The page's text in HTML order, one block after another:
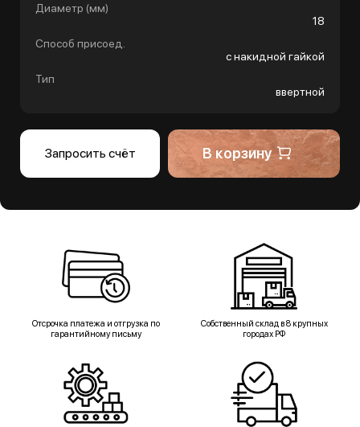
Диаметр (мм)
18
Способ присоед.
с накидной гайкой
Тип
ввертной
Запросить счёт В корзину
Отсрочка платежа и отгрузка по
гарантийному письму
Собственный склад в 8 крупных
городах РФ